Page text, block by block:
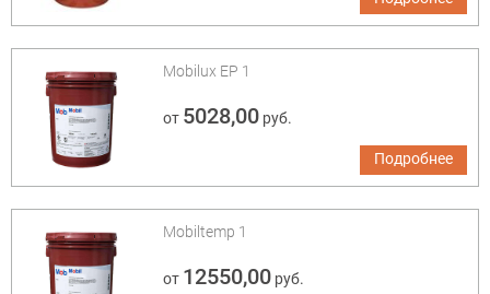
Mobilux EP 1
от 5028,00руб.
Подробнее
Mobiltemp 1
от 12550,00руб.